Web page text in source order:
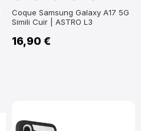
Coque Samsung Galaxy A17 5G
Simili Cuir | ASTRO L3
16,90 €